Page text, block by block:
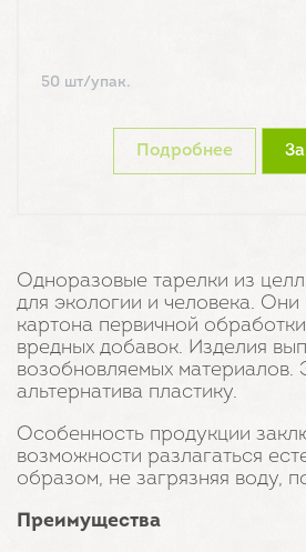
50 шт/упак.
Подробнее
Одноразовые тарелки из
для экологии и человека.
картона первичной
вредных добавок. Изделия
возобновляемых материалов.
альтернатива пластику.
Особенность продукции
возможности разлагаться
образом, не загрязняя воду,
Преимущества